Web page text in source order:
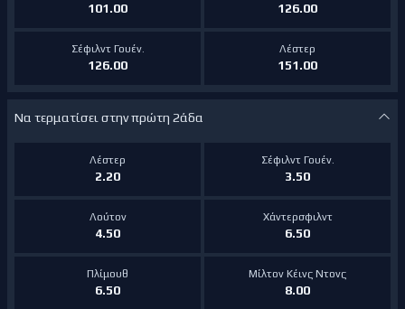
101.00 126.00
Σέφιλντ Γουέν.
126.00
Λέστερ
151.00
Να τερματίσει στην πρώτη 2άδα
Λέστερ
2.20
Σέφιλντ Γουέν.
3.50
Λούτον
4.50
Χάντερσφιλντ
6.50
Πλίμουθ
6.50
Μίλτον Κέινς Ντονς
8.00